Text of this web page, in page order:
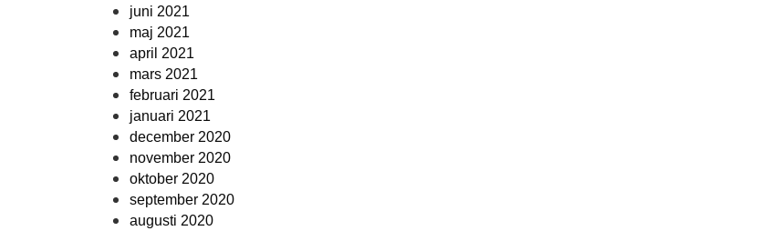
juni 2021
maj 2021
april 2021
mars 2021
februari 2021
januari 2021
december 2020
november 2020
oktober 2020
september 2020
augusti 2020